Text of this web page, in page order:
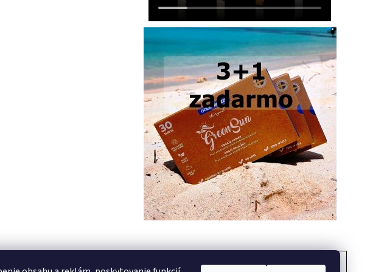
PREDCHÁDZAJÚCI ČLÁNOK ĎALŠÍ ČLÁNOK